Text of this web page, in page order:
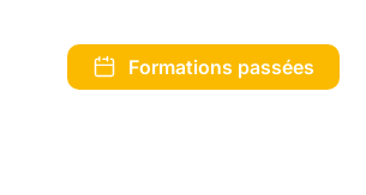
Formations passées